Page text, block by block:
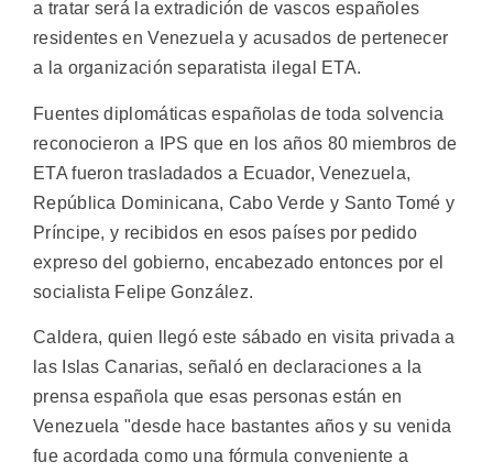
a tratar será la extradición de vascos españoles
residentes en Venezuela y acusados de pertenecer
a la organización separatista ilegal ETA.
Fuentes diplomáticas españolas de toda solvencia
reconocieron a IPS que en los años 80 miembros de
ETA fueron trasladados a Ecuador, Venezuela,
República Dominicana, Cabo Verde y Santo Tomé y
Príncipe, y recibidos en esos países por pedido
expreso del gobierno, encabezado entonces por el
socialista Felipe González.
Caldera, quien llegó este sábado en visita privada a
las Islas Canarias, señaló en declaraciones a la
prensa española que esas personas están en
Venezuela "desde hace bastantes años y su venida
fue acordada como una fórmula conveniente a